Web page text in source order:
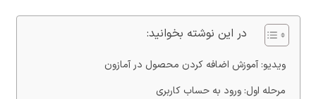
در این نوشته بخوانید:
ویدیو: آموزش اضافه کردن محصول در آمازون
مرحله اول: ورود به حساب کاربری